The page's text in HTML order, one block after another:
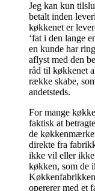
Jeg kan kun
betalt inden
køkkenet er
‘fat i den lange
en kunde har
aflyst med den
råd til køkkenet
række skabe,
andetsteds.
For mange
faktisk at
de
direkte fra
ikke vil eller ikke
køkken, som de
opererer med et